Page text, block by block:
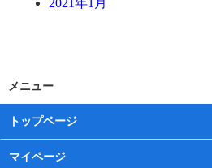
メニュー
トップページ
マイページ